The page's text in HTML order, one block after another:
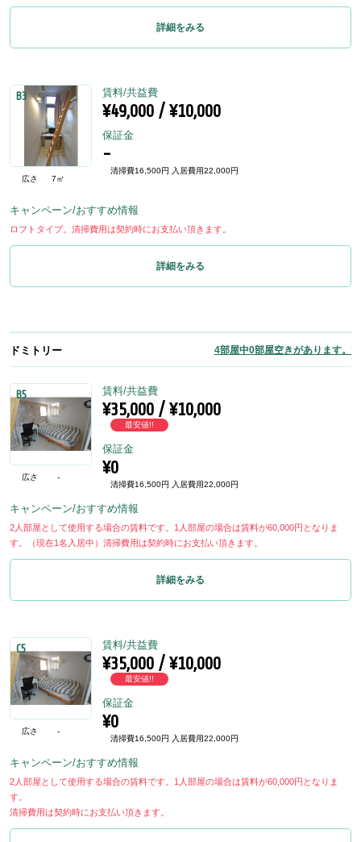
詳細をみる
B3
広さ 7㎡
賃料/共益費
¥49,000 / ¥10,000
保証金
-
清掃費16,500円 入居費用22,000円
キャンペーン/おすすめ情報
ロフトタイプ。清掃費用は契約時にお支払い頂きます。
詳細をみる
ドミトリー 4部屋中0部屋空きがあります。
B5
広さ -
賃料/共益費
¥35,000 / ¥10,000
最安値!!
保証金
¥0
清掃費16,500円 入居費用22,000円
キャンペーン/おすすめ情報
2人部屋として使用する場合の賃料です。1人部屋の場合は賃料が60,000円となりま
す。（現在1名入居中）清掃費用は契約時にお支払い頂きます。
詳細をみる
C5
広さ -
賃料/共益費
¥35,000 / ¥10,000
最安値!!
保証金
¥0
清掃費16,500円 入居費用22,000円
キャンペーン/おすすめ情報
2人部屋として使用する場合の賃料です。1人部屋の場合は賃料が60,000円となりま
す。
清掃費用は契約時にお支払い頂きます。